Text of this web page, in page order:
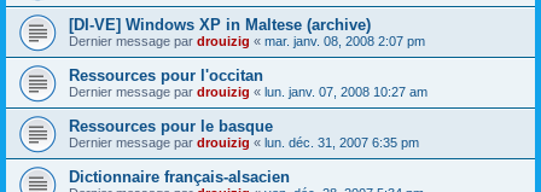
[DI-VE] Windows XP in Maltese (archive)
Dernier message par drouizig « mar. janv. 08, 2008 2:07 pm
Ressources pour l'occitan
Dernier message par drouizig « lun. janv. 07, 2008 10:27 am
Ressources pour le basque
Dernier message par drouizig « lun. déc. 31, 2007 6:35 pm
Dictionnaire français-alsacien